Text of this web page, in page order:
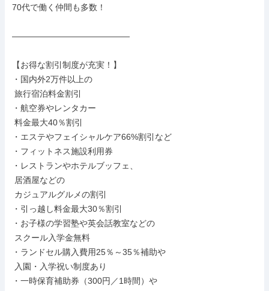
70代で働く仲間も多数！
――――――――――――――
【お得な割引制度が充実！】
・国内外2万件以上の
・航空券やレンタカー
・エステやフェイシャルケア66%割引など
・フィットネス施設利用券
・レストランやホテルブッフェ、
・引っ越し料金最大30％割引
・お子様の学習塾や英会話教室などの
・ランドセル購入費用25％～35％補助や
・一時保育補助券（300円／1時間）や